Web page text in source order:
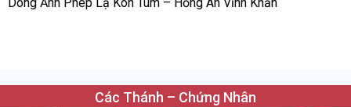
Các Thánh – Chứng Nhân